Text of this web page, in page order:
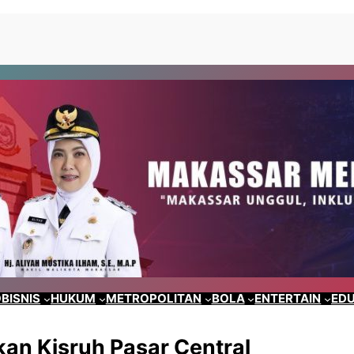
HUKUM METROPOLITAN BOLA ENTERTAIN
Kisruh Pasar Central